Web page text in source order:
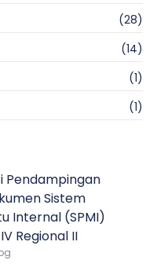
(28)
(14)
(1)
(1)
Pendampingan
Sistem
Internal (SPMI)
Regional II